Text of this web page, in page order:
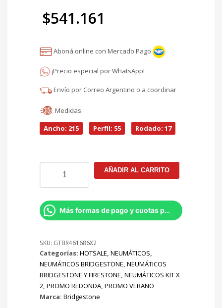
precio
era:
$636.660.
$541.161
precio
actual
es:
$541.161.
Aboná online con Mercado Pago
¡Precio especial por WhatsApp!
Envío por Correo Argentino o a coordinar
Medidas:
Ancho: 215
Perfil: 55 Rodado: 17
Bridgestone
Turanza
ER
370
V/94
X2
cantidad
AÑADIR AL CARRITO
Más formas de pago y cuotas por Whatsapp
SKU: GTBR461686X2
Categorías: HOTSALE, NEUMÁTICOS,
NEUMÁTICOS BRIDGESTONE, NEUMÁTICOS
BRIDGESTONE Y FIRESTONE, NEUMÁTICOS KIT X
2, PROMO REDONDA, PROMO VERANO
Marca: Bridgestone